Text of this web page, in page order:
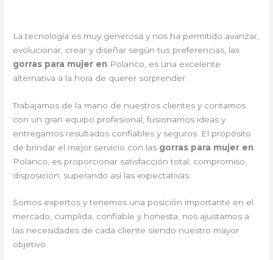
La tecnología es muy generosa y nos ha permitido avanzar,
evolucionar, crear y diseñar según tus preferencias, las
gorras para mujer en Polanco, es una excelente
alternativa a la hora de querer sorprender.
Trabajamos de la mano de nuestros clientes y contamos
con un gran equipo profesional, fusionamos ideas y
entregamos resultados confiables y seguros. El propósito
de brindar el mejor servicio con las gorras para mujer en
Polanco, es proporcionar satisfacción total, compromiso,
disposición, superando así las expectativas.
Somos expertos y tenemos una posición importante en el
mercado, cumplida, confiable y honesta, nos ajustamos a
las necesidades de cada cliente siendo nuestro mayor
objetivo.